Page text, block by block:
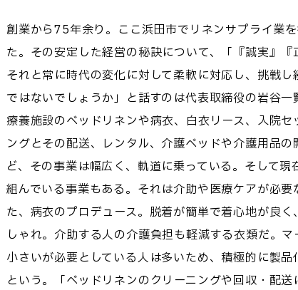
創業から75年余り。ここ浜田市でリネンサプライ業
た。その安定した経営の秘訣について、「『誠実』『
それと常に時代の変化に対して柔軟に対応し、挑戦し
ではないでしょうか」と話すのは代表取締役の岩谷一
療養施設のベッドリネンや病衣、白衣リース、入院セ
ングとその配送、レンタル、介護ベッドや介護用品の
ど、その事業は幅広く、軌道に乗っている。そして現
組んでいる事業もある。それは介助や医療ケアが必要
た、病衣のプロデュース。脱着が簡単で着心地が良く
しゃれ。介助する人の介護負担も軽減する衣類だ。マ
小さいが必要としている人は多いため、積極的に製品
という。「ベッドリネンのクリーニングや回収・配送